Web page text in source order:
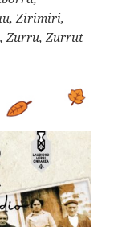
Zirimiri,
Zurru, Zurrut